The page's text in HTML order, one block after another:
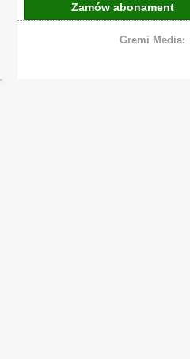
Zamów abonament
Gremi Media: